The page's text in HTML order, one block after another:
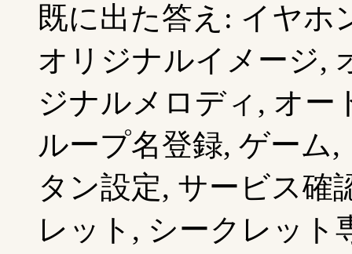
既に出た答え: イヤホ
オリジナルイメージ,
ジナルメロディ, オー
ループ名登録, ゲーム
タン設定, サービス確
レット, シークレット